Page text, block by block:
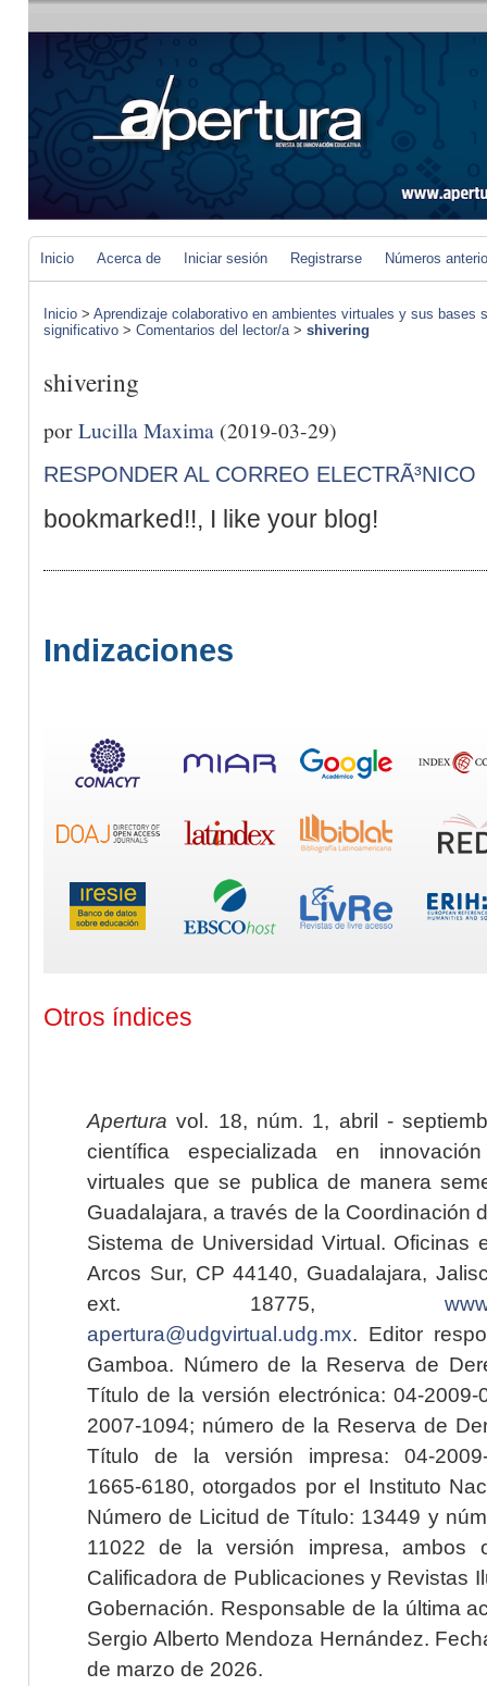
Inicio Acerca de Iniciar sesión Registrarse Números
Inicio > Aprendizaje colaborativo en ambientes virtuales y sus
significativo > Comentarios del lector/a> shivering
shivering
porLucilla Maxima (2019-03-29)
RESPONDER AL CORREO ELECTRÃ³NICO
bookmarked!!, I like your blog!
Indizaciones
Otros índices
Apertura vol. 18, núm. 1, abril -
científica especializada en
virtuales que se publica de manera
Guadalajara, a través de la Coordinación
Sistema de Universidad Virtual. Oficinas
Arcos Sur, CP 44140, Guadalajara,
ext. 18775,
apertura@udgvirtual.udg.mx. Editor
Gamboa. Número de la Reserva de
Título de la versión electrónica: 04-2009-
2007-1094; número de la Reserva de
Título de la versión impresa: 04-2009-
1665-6180, otorgados por el Instituto
Número de Licitud de Título: 13449 y
11022 de la versión impresa, ambos
Calificadora de Publicaciones y Revistas
Gobernación. Responsable de la última
Sergio Alberto Mendoza Hernández.
de marzo de 2026.